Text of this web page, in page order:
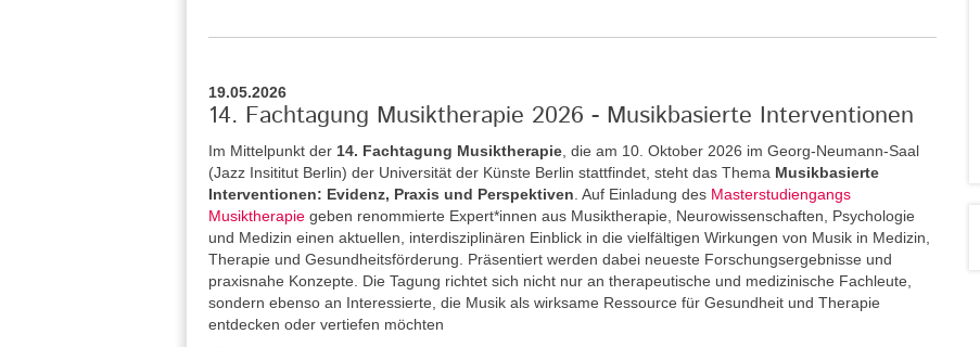
19.05.2026
14. Fachtagung Musiktherapie 2026 - Musikbasierte Interventionen
Im Mittelpunkt der 14. Fachtagung Musiktherapie , die am 10. Oktober 2026 im Georg-Neumann-Saal
(Jazz Insititut Berlin) der Universität der Künste Berlin stattfindet, steht das Thema Musikbasierte
Interventionen: Evidenz, Praxis und Perspektiven . Auf Einladung des Masterstudiengangs
Musiktherapie geben renommierte Expert*innen aus Musiktherapie, Neurowissenschaften, Psychologie
und Medizin einen aktuellen, interdisziplinären Einblick in die vielfältigen Wirkungen von Musik in Medizin,
Therapie und Gesundheitsförderung. Präsentiert werden dabei neueste Forschungsergebnisse und
praxisnahe Konzepte. Die Tagung richtet sich nicht nur an therapeutische und medizinische Fachleute,
sondern ebenso an Interessierte, die Musik als wirksame Ressource für Gesundheit und Therapie
entdecken oder vertiefen möchten